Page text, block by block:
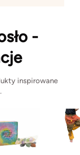
-
inspirowane